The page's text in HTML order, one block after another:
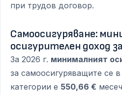
при трудов договор.
Самоосигуряване:
осигурителен доход
За 2026 г. минималният
за самоосигуряващите се
категории е 550,66 €